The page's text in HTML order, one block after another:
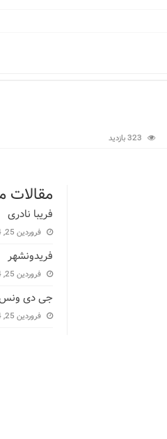
323 بازدید
مقالات
فریبا نادری
فروردین 25, 1404
فریدونشهر
فروردین 25, 1404
جی دی
فروردین 25, 1404